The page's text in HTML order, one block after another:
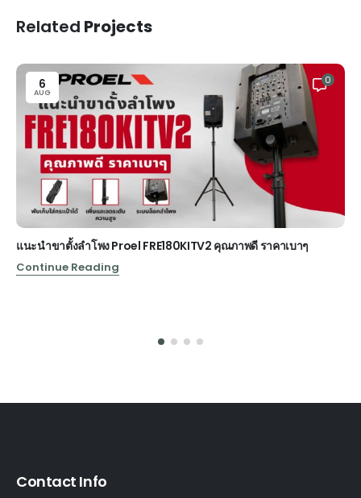
Related Projects
6
AUG
0
แนะนำขาตั้งลำโพง Proel FRE180KITV2 คุณภาพดี ราคาเบาๆ
Continue Reading
Contact Info